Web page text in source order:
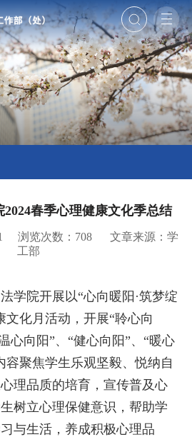
春季心理健康文化季总结
浏览次数： 708
文章来源：学
工部
院开展以“心向暖阳·筑梦绽
文化月活动，开展“聆心向
心向阳”、“健心向阳”、“暖心
容聚焦学生乐观坚毅、悦纳自
理品质的培育，宣传普及心
树立心理保健意识，帮助学
与生活，养成积极心理品